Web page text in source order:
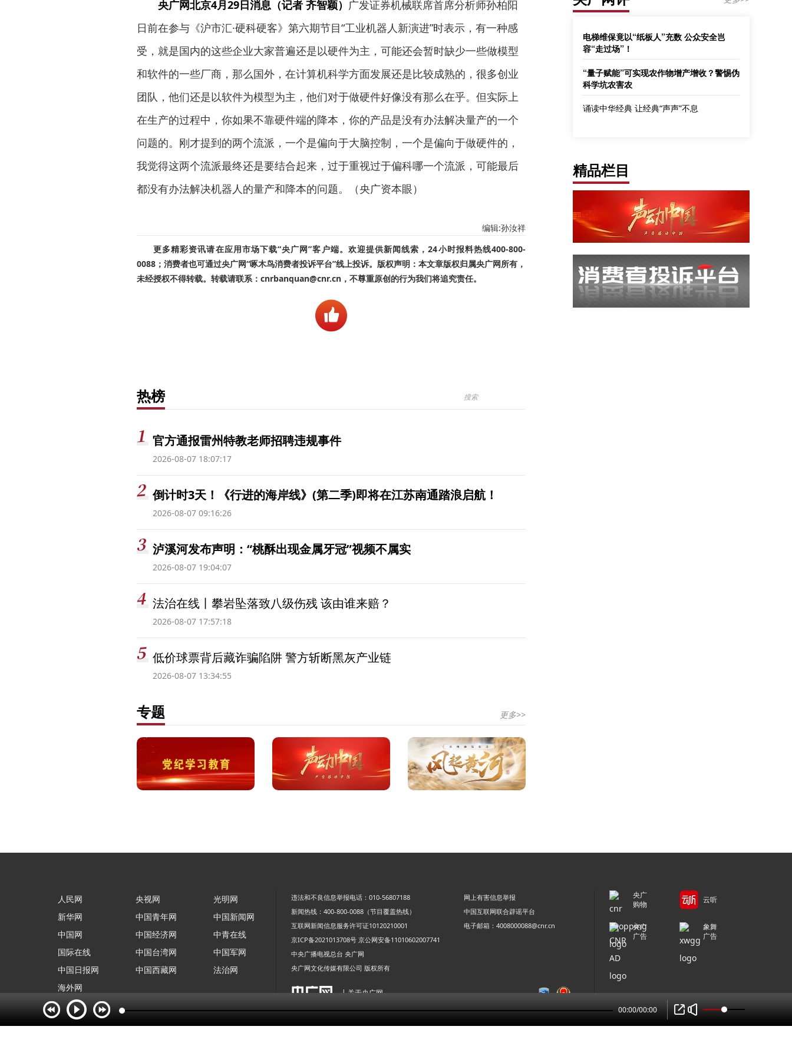
央广网北京4月29日消息（记者 齐智颖） 广发证券机械联席首席分析师孙柏阳
日前在参与《沪市汇·硬科硬客》第六期节目“工业机器人新演进”时表示，有一种感
受，就是国内的这些企业大家普遍还是以硬件为主，可能还会暂时缺少一些做模型
和软件的一些厂商，那么国外，在计算机科学方面发展还是比较成熟的，很多创业
团队，他们还是以软件为模型为主，他们对于做硬件好像没有那么在乎。但实际上
在生产的过程中，你如果不靠硬件端的降本，你的产品是没有办法解决量产的一个
问题的。刚才提到的两个流派，一个是偏向于大脑控制，一个是偏向于做硬件的，
我觉得这两个流派最终还是要结合起来，过于重视过于偏科哪一个流派，可能最后
都没有办法解决机器人的量产和降本的问题。（央广资本眼）
编辑:孙汝祥
更多精彩资讯请在应用市场下载“央广网”客户端。欢迎提供新闻线索，24小时报料热线400-800-
0088；消费者也可通过央广网“啄木鸟消费者投诉平台”线上投诉。版权声明：本文章版权归属央广网所有，
未经授权不得转载。转载请联系：cnrbanquan@cnr.cn，不尊重原创的行为我们将追究责任。
热榜
官方通报雷州特教老师招聘违规事件
2026-08-07 18:07:17
倒计时3天！《行进的海岸线》(第二季)即将在江苏南通踏浪启航！
2026-08-07 09:16:26
泸溪河发布声明：“桃酥出现金属牙冠”视频不属实
2026-08-07 19:04:07
法治在线丨攀岩坠落致八级伤残 该由谁来赔？
2026-08-07 17:57:18
低价球票背后藏诈骗陷阱 警方斩断黑灰产业链
2026-08-07 13:34:55
专题 更多>>
电梯维保竟以“纸板人”充数 公众安全岂
容“走过场”！
“量子赋能”可实现农作物增产增收？警惕伪
科学坑农害农
诵读中华经典 让经典“声声”不息
精品栏目
人民网
新华网
中国网
国际在线
中国日报网
海外网
央视网
中国青年网
中国经济网
中国台湾网
中国西藏网
光明网
中国新闻网
中青在线
中国军网
法治网
违法和不良信息举报电话：010-56807188
网上有害信息举报
新闻热线：400-800-0088（节目覆盖热线）
中国互联网联合辟谣平台
互联网新闻信息服务许可证10120210001
电子邮箱：4008000088@cnr.cn
京ICP备2021013708号 京公网安备11010602007741
中央广播电视总台 央广网
央广网文化传媒有限公司 版权所有
| 关于央广网
央广
购物
云听
央广
广告
象舞
广告
00:00/00:00